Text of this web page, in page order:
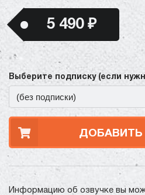
5 490 ₽
Выберите подписку (если
ДОБАВИТЬ
Информацию об озвучке вы